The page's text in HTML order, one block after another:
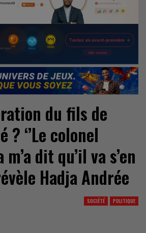
du fils de
? ‘’Le colonel
dit qu’il va s’en
Hadja Andrée
SOCIÉTÉ POLITIQUE